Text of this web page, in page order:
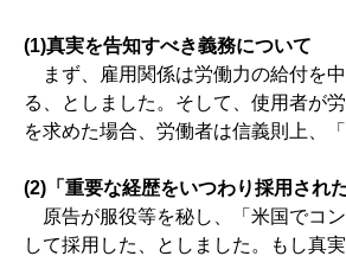
(1)真実を告知すべき義務について
まず、雇用関係は労働力の給付を
る、としました。そして、使用者が
を求めた場合、労働者は信義則上、
(2)「重要な経歴をいつわり採用され
原告が服役等を秘し、「米国でコ
して採用した、としました。もし真